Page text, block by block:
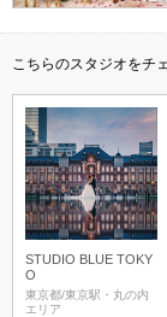
こちらのスタジオをチ
STUDIO BLUE TOKY
O
東京都/東京駅・丸の内
エリア